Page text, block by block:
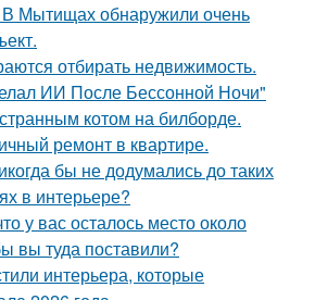
В Мытищах обнаружили очень
отбирать недвижимость.
ИИ После Бессонной Ночи"
котом на билборде.
ремонт в квартире.
бы не додумались до таких
в интерьере?
у вас осталось место около
вы туда поставили?
интерьера, которые